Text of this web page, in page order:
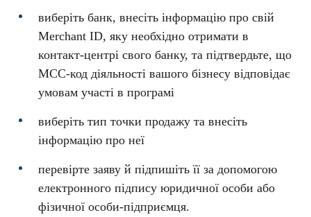
виберіть банк, внесіть інформацію про свій
Merchant ID, яку необхідно отримати в
контакт-центрі свого банку, та підтвердьте, що
МСС-код діяльності вашого бізнесу відповідає
умовам участі в програмі
виберіть тип точки продажу та внесіть
інформацію про неї
перевірте заяву й підпишіть її за допомогою
електронного підпису юридичної особи або
фізичної особи-підприємця.